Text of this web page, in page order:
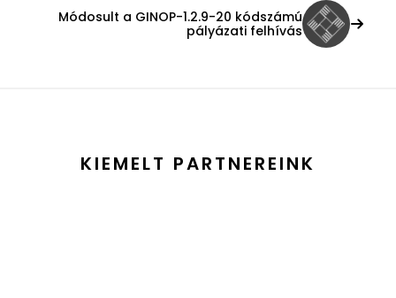
Módosult a GINOP-1.2.9-20 kódszámú
pályázati felhívás
KIEMELT PARTNEREINK